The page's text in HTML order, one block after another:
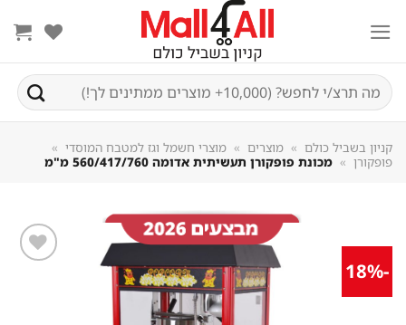
חיפוש
עבור:
קניון בשביל כולם מוצרים מוצרי חשמל וגז למטבח המוסדי
פופקורן
מכונת פופקורן תעשיתית אדומה 560/417/760 מ"מ